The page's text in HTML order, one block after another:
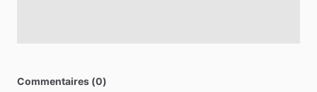
Commentaires (0)